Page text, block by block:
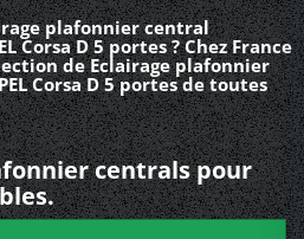
plafonnier central
Corsa D 5 portes ? Chez France
de Eclairage plafonnier
Corsa D 5 portes de toutes
centrals pour